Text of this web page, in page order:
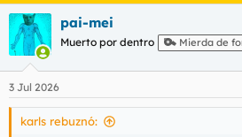
a
c
c
i
e
s
pai-mei
Muerto por dentro Mierda de
3 Jul 2026
karls rebuznó: